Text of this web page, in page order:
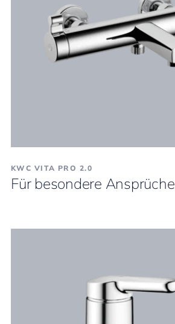
KWC VITA PRO 2.0
Für besondere Ansprüche